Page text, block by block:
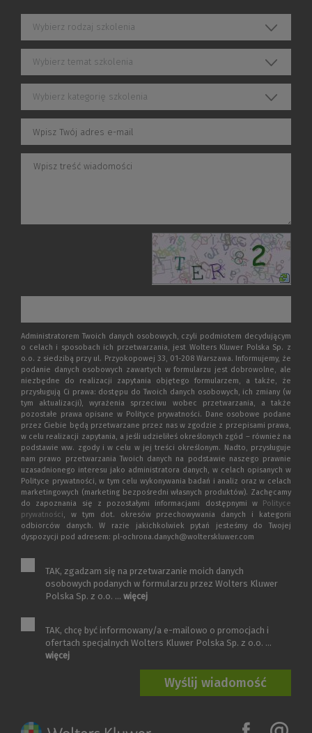
Wybierz rodzaj szkolenia
Wybierz temat szkolenia
Wybierz kategorię szkolenia
Administratorem Twoich danych osobowych, czyli podmiotem decydującym
o celach i sposobach ich przetwarzania, jest Wolters Kluwer Polska Sp. z
o.o. z siedzibą przy ul. Przyokopowej 33, 01-208 Warszawa. Informujemy, że
podanie danych osobowych zawartych w formularzu jest dobrowolne, ale
niezbędne do realizacji zapytania objętego formularzem, a także, że
przysługują Ci prawa: dostępu do Twoich danych osobowych, ich zmiany (w
tym aktualizacji), wyrażenia sprzeciwu wobec przetwarzania, a także
pozostałe prawa opisane w Polityce prywatności. Dane osobowe podane
przez Ciebie będą przetwarzane przez nas w zgodzie z przepisami prawa,
w celu realizacji zapytania, a jeśli udzieliłeś określonych zgód – również na
podstawie ww. zgody i w celu w jej treści określonym. Nadto, przysługuje
nam prawo przetwarzania Twoich danych na podstawie naszego prawnie
uzasadnionego interesu jako administratora danych, w celach opisanych w
Polityce prywatności, w tym celu wykonywania badań i analiz oraz w celach
marketingowych (marketing bezpośredni własnych produktów). Zachęcamy
do zapoznania się z pozostałymi informacjami dostępnymi w Polityce
prywatności, w tym dot. okresów przechowywania danych i kategorii
odbiorców danych. W razie jakichkolwiek pytań jesteśmy do Twojej
dyspozycji pod adresem: pl-ochrona.danych@wolterskluwer.com
TAK, zgadzam się na przetwarzanie moich danych
osobowych podanych w formularzu przez Wolters Kluwer
Polska Sp. z o.o. ... więcej
TAK, chcę być informowany/a e-mailowo o promocjach i
ofertach specjalnych Wolters Kluwer Polska Sp. z o.o. ...
więcej